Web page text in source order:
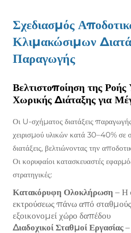
Σχεδιασμός
Κλιμακώσιμων
Παραγωγής
Βελτιστοποίηση της Ροής
Χωρικής Διάταξης για
Οι U-σχήματος διατάξεις
χειρισμού υλικών κατά 30–40% σε
διατάξεις, βελτιώνοντας την
Οι κορυφαίοι κατασκευαστές
στρατηγικές:
Κατακόρυφη Ολοκλήρωση – Η
εκτρούσεως πάνω από
εξοικονομεί χώρο δαπέδου
Διαδοχικοί Σταθμοί Εργασίας